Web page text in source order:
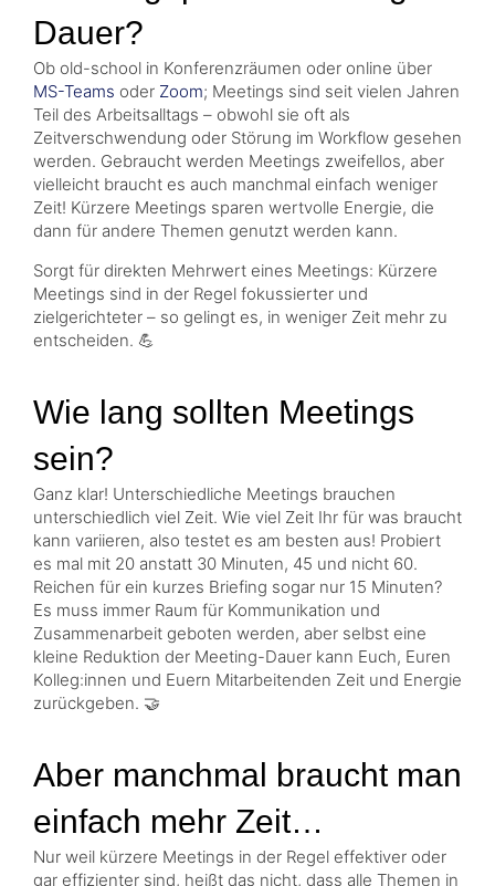
Dauer?
Ob old-school in Konferenzräumen oder online über
MS-Teams oder Zoom; Meetings sind seit vielen Jahren
Teil des Arbeitsalltags – obwohl sie oft als
Zeitverschwendung oder Störung im Workflow gesehen
werden. Gebraucht werden Meetings zweifellos, aber
vielleicht braucht es auch manchmal einfach weniger
Zeit! Kürzere Meetings sparen wertvolle Energie, die
dann für andere Themen genutzt werden kann.
Sorgt für direkten Mehrwert eines Meetings: Kürzere
Meetings sind in der Regel fokussierter und
zielgerichteter – so gelingt es, in weniger Zeit mehr zu
entscheiden. 💪
Wie lang sollten Meetings
sein?
Ganz klar! Unterschiedliche Meetings brauchen
unterschiedlich viel Zeit. Wie viel Zeit Ihr für was braucht
kann variieren, also testet es am besten aus! Probiert
es mal mit 20 anstatt 30 Minuten, 45 und nicht 60.
Reichen für ein kurzes Briefing sogar nur 15 Minuten?
Es muss immer Raum für Kommunikation und
Zusammenarbeit geboten werden, aber selbst eine
kleine Reduktion der Meeting-Dauer kann Euch, Euren
Kolleg:innen und Euern Mitarbeitenden Zeit und Energie
zurückgeben. 🤝
Aber manchmal braucht man
einfach mehr Zeit…
Nur weil kürzere Meetings in der Regel effektiver oder
gar effizienter sind, heißt das nicht, dass alle Themen in